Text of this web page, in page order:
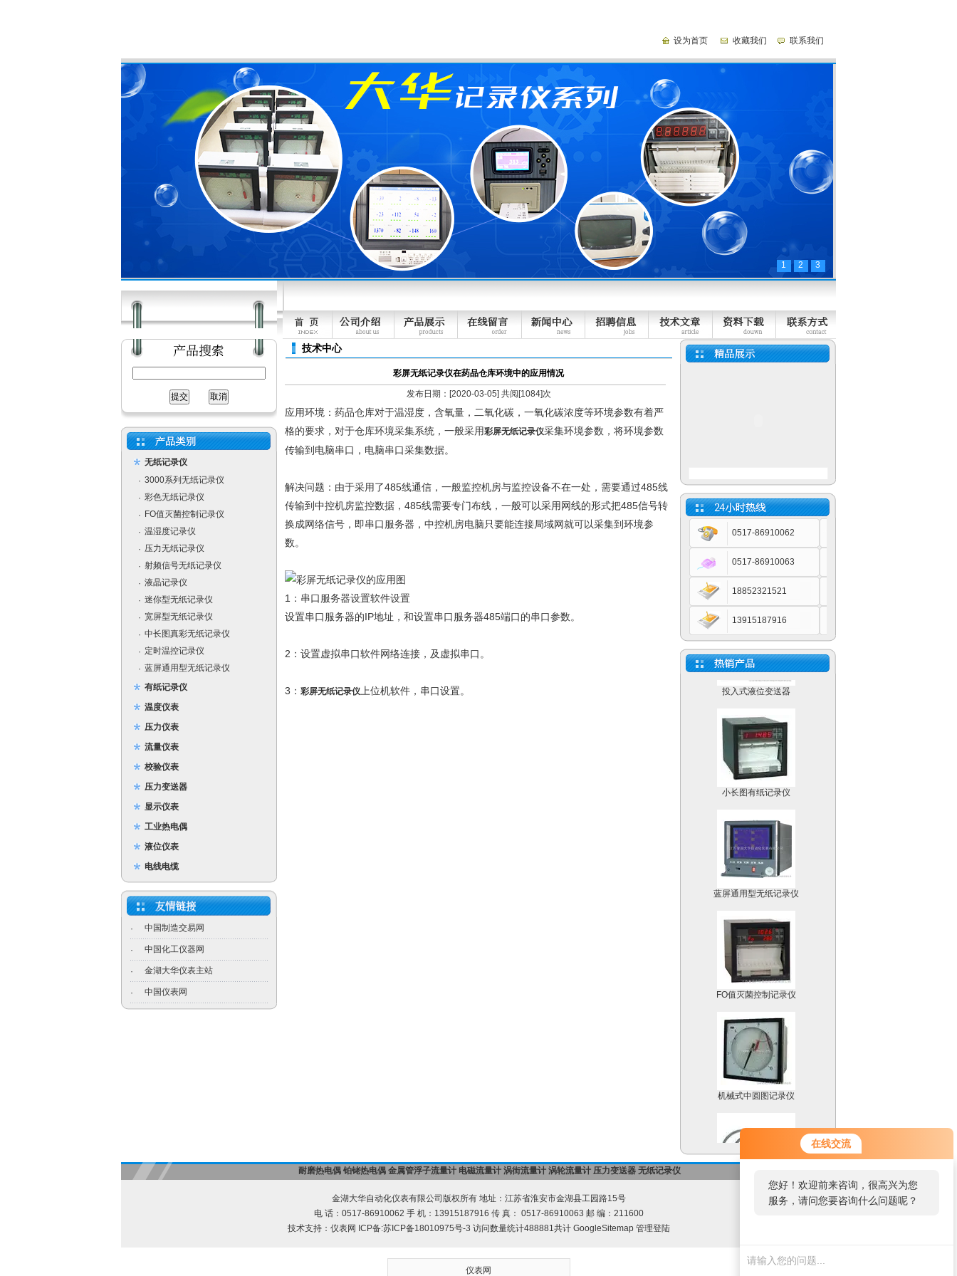
在线交流
您好！欢迎前来咨询，很高兴为您
服务，请问您要咨询什么问题呢？
设为首页 收藏我们 联系我们
1 2 3
无纸记录仪
· 3000系列无纸记录仪
· 彩色无纸记录仪
· FO值灭菌控制记录仪
· 温湿度记录仪
· 压力无纸记录仪
· 射频信号无纸记录仪
· 液晶记录仪
· 迷你型无纸记录仪
· 宽屏型无纸记录仪
· 中长图真彩无纸记录仪
· 定时温控记录仪
· 蓝屏通用型无纸记录仪
有纸记录仪
温度仪表
压力仪表
流量仪表
校验仪表
压力变送器
显示仪表
工业热电偶
液位仪表
电线电缆
· 中国制造交易网
· 中国化工仪器网
· 金湖大华仪表主站
· 中国仪表网
技术中心
彩屏无纸记录仪在药品仓库环境中的应用情况
发布日期：[2020-03-05] 共阅[1084]次
应用环境：药品仓库对于温湿度，含氧量，二氧化碳，一氧化碳浓度等环境参数有着严
格的要求，对于仓库环境采集系统，一般采用彩屏无纸记录仪采集环境参数，将环境参数
传输到电脑串口，电脑串口采集数据。
解决问题：由于采用了485线通信，一般监控机房与监控设备不在一处，需要通过485线
传输到中控机房监控数据，485线需要专门布线，一般可以采用网线的形式把485信号转
换成网络信号，即串口服务器，中控机房电脑只要能连接局域网就可以采集到环境参
数。
1：串口服务器设置软件设置
设置串口服务器的IP地址，和设置串口服务器485端口的串口参数。
2：设置虚拟串口软件网络连接，及虚拟串口。
3： 彩屏无纸记录仪 上位机软件，串口设置。
0517-86910062
0517-86910063
18852321521
13915187916
机械式中圆图记录仪
铠装热电阻
炉顶热电偶/热电阻
金属管浮子流量计
投入式液位变送器
小长图有纸记录仪
蓝屏通用型无纸记录仪
FO值灭菌控制记录仪
机械式中圆图记录仪
铠装热电阻
耐磨热电偶 铂铑热电偶 金属管浮子流量计 电磁流量计 涡街流量计 涡轮流量计 压力变送器 无纸记录仪
金湖大华自动化仪表有限公司版权所有 地址：江苏省淮安市金湖县工园路15号
电 话：0517-86910062 手 机：13915187916 传 真： 0517-86910063 邮 编：211600
技术支持： 仪表网 ICP备:苏ICP备18010975号-3 访问数量统计488881共计 GoogleSitemap 管理登陆
仪表网